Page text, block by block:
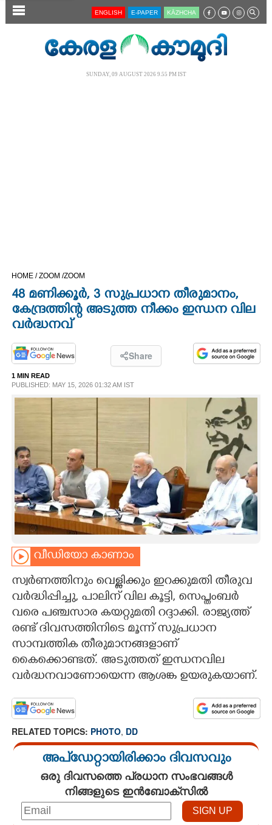
SECTIONS
OPINION
PHOTOS
LIFESTYLE
INFO+
ART
ASTRO
CARTOONS
LITERATURE
CONTACT US
ENGLISH E-PAPER KĀZHCHA
SUNDAY, 09 AUGUST 2026 9.55 PM IST
HOME /ZOOM /ZOOM
48 മണിക്കൂർ, 3 സുപ്രധാന തീരുമാനം,
കേന്ദ്രത്തിന്റ അടുത്ത നീക്കം ഇന്ധന വില
വർദ്ധനവ്
Share
1 MIN READ
PUBLISHED: MAY 15, 2026 01:32 AM IST
വീഡിയോ കാണാം
സ്വർണത്തിനും വെള്ളിക്കും ഇറക്കുമതി തീരുവ
വർദ്ധിപ്പിച്ചു, പാലിന് വില കൂട്ടി, സെപ്തംബർ
വരെ പഞ്ചസാര കയറ്റുമതി റദ്ദാക്കി. രാജ്യത്ത്
രണ്ട് ദിവസത്തിനിടെ മൂന്ന് സുപ്രധാന
സാമ്പത്തിക തീരുമാനങ്ങളാണ്
കൈക്കൊണ്ടത്. അടുത്തത് ഇന്ധനവില
വർദ്ധനവാണോയെന്ന ആശങ്ക ഉയരുകയാണ്.
RELATED TOPICS: PHOTO, DD
അപ്ഡേറ്റായിരിക്കാം ദിവസവും
ഒരു ദിവസത്തെ പ്രധാന സംഭവങ്ങൾ
നിങ്ങളുടെ ഇൻബോക്സിൽ